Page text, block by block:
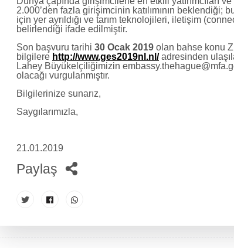
2.000’den fazla girişimcinin katılımının
için yer ayrıldığı ve tarım teknolojileri, iletişim
belirlendiği ifade edilmiştir.
Son başvuru tarihi 30 Ocak 2019 olan bahse konu
bilgilere http://www.ges2019nl.nl/adresinden
Lahey Büyükelçiliğimizin
olacağı vurgulanmıştır.
Bilgilerinize sunarız,
Saygılarımızla,
21.01.2019
Paylaş